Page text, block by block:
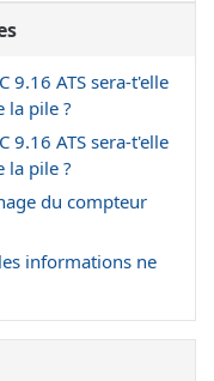
9.16 ATS sera-t'elle
la pile ?
9.16 ATS sera-t'elle
la pile ?
du compteur
informations ne